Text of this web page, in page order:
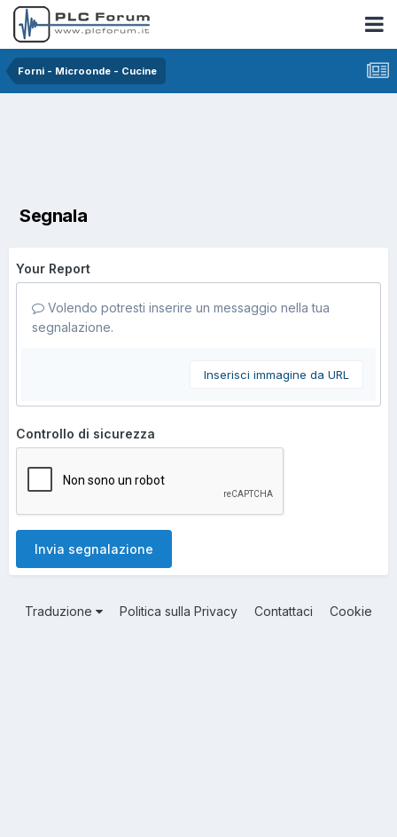
Forni - Microonde - Cucine
Segnala
Your Report
Volendo potresti inserire un messaggio nella tua
segnalazione.
Inserisci immagine da URL
Controllo di sicurezza
Invia segnalazione
Traduzione Politica sulla Privacy Contattaci Cookie